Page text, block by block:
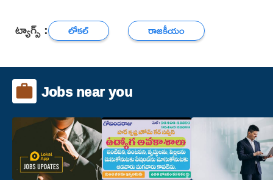
ట్యాగ్స్ : లోకల్ రాజకీయం
Jobs near you